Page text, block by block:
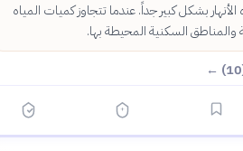
بشكل كبير جداً. عندما تتجاوز كميات المياه
والمناطق السكنية المحيطة بها.